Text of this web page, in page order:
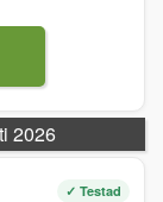
2026
✓ Testad